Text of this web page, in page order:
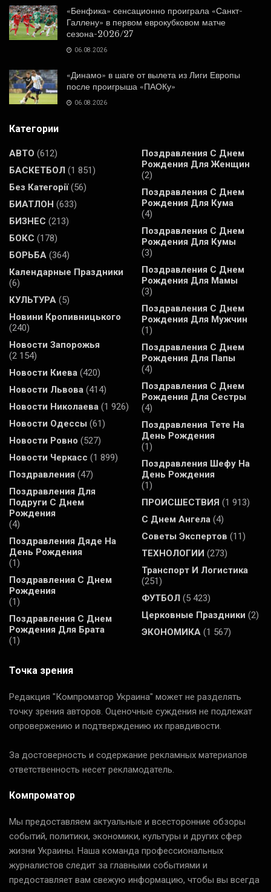
«Бенфика» сенсационно проиграла «Санкт-
Галлену» в первом еврокубковом матче
сезона-2026/27
06.08.2026
«Динамо» в шаге от вылета из Лиги Европы
после проигрыша «ПАОКу»
06.08.2026
Категории
АВТО (612)
БАСКЕТБОЛ (1 851)
Без Категорії(56)
БИАТЛОН (633)
БИЗНЕС (213)
БОКС (178)
БОРЬБА (364)
Календарные Праздники
(6)
КУЛЬТУРА (5)
Новини Кропивницького
(240)
Новости Запорожья
(2 154)
Новости Киева (420)
Новости Львова (414)
Новости Николаева (1 926)
Новости Одессы (61)
Новости Ровно (527)
Новости Черкасс (1 899)
Поздравления (47)
Поздравления Для
Подруги С Днем
Рождения
(4)
Поздравления Дяде На
День Рождения
(1)
Поздравления С Днем
Рождения
(1)
Поздравления С Днем
Рождения Для Брата
(1)
Поздравления С Днем
Рождения Для Женщин
(2)
Поздравления С Днем
Рождения Для Кума
(4)
Поздравления С Днем
Рождения Для Кумы
(3)
Поздравления С Днем
Рождения Для Мамы
(3)
Поздравления С Днем
Рождения Для Мужчин
(1)
Поздравления С Днем
Рождения Для Папы
(4)
Поздравления С Днем
Рождения Для Сестры
(4)
Поздравления Тете На
День Рождения
(1)
Поздравления Шефу На
День Рождения
(1)
ПРОИСШЕСТВИЯ (1 913)
С Днем Ангела (4)
Советы Экспертов (11)
ТЕХНОЛОГИИ (273)
Транспорт И Логистика
(251)
ФУТБОЛ (5 423)
Церковные Праздники (2)
ЭКОНОМИКА (1 567)
Точка зрения
Редакция "Компроматор Украина" может не разделять
точку зрения авторов. Оценочные суждения не подлежат
опровержению и подтверждению их правдивости.
За достоверность и содержание рекламных материалов
ответственность несет рекламодатель.
Компроматор
Мы предоставляем актуальные и всесторонние обзоры
событий, политики, экономики, культуры и других сфер
жизни Украины. Наша команда профессиональных
журналистов следит за главными событиями и
предоставляет вам свежую информацию, чтобы вы всегда